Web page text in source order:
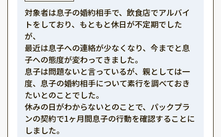
対象者は息子の婚約相手で、飲食店でアルバイ
トをしており、もともと休日が不定期でした
が、
最近は息子への連絡が少なくなり、今までと息
子への態度が変わってきました。
息子は問題ないと言っているが、親としては一
度、息子の婚約相手について素行を調べておき
たいとのことでした。
休みの日がわからないとのことで、パックプラ
ンの契約で1ヶ月間息子の行動を確認することに
しました。